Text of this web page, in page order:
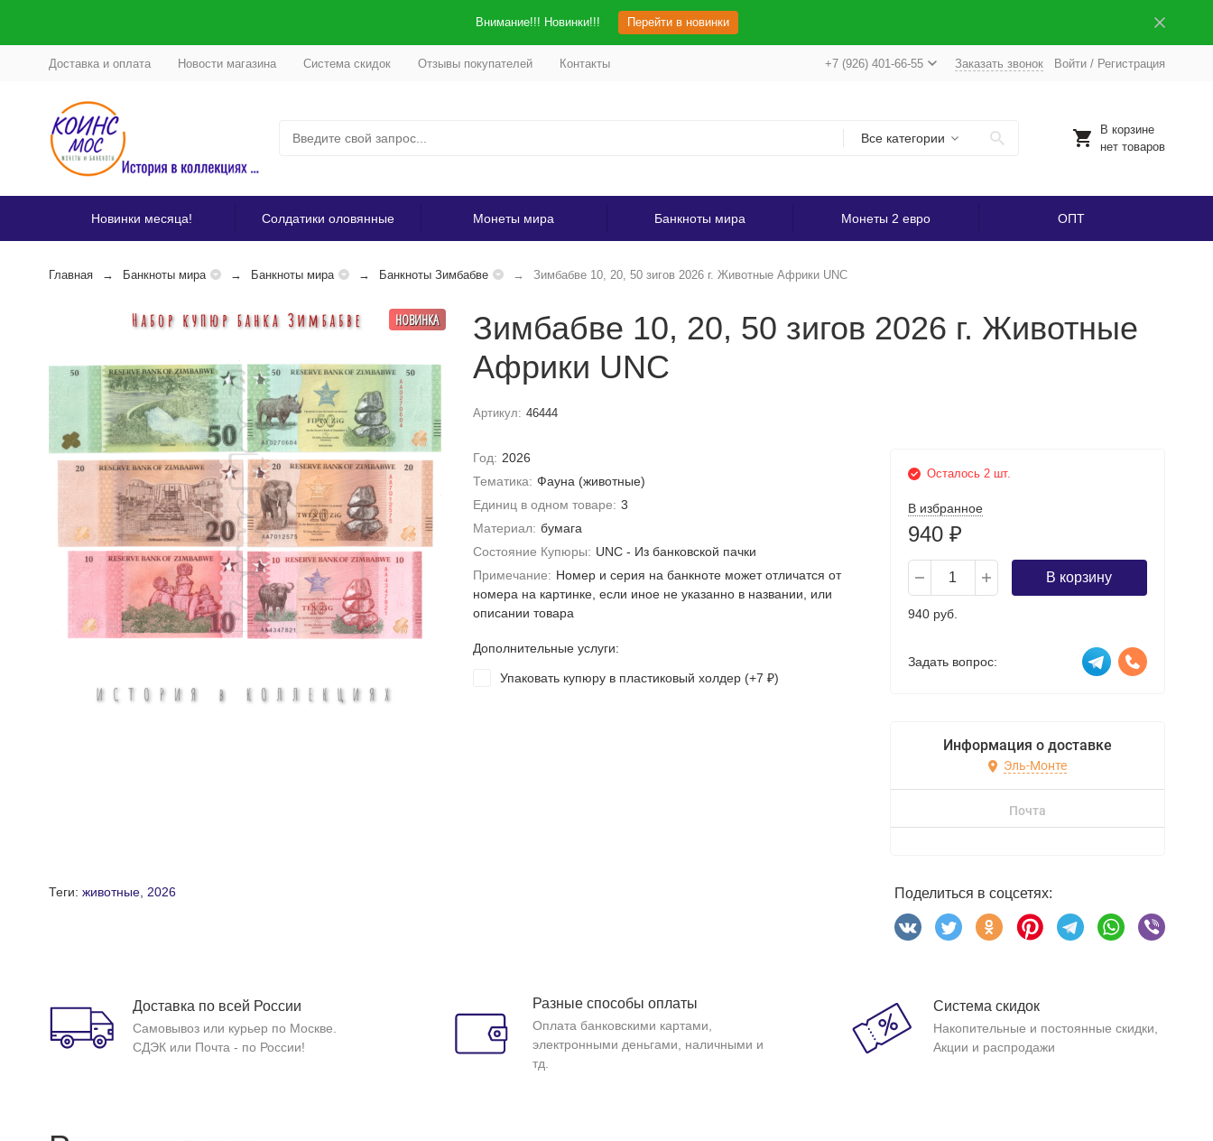
Внимание!!! Новинки!!! Перейти в новинки
Доставка и оплата Новости магазина Система скидок Отзывы покупателей Контакты +7 (926) 401-66-55 Заказать звонок Войти/ Регистрация
Все категории
В корзине
нет товаров
Новинки месяца! Солдатики оловянные Монеты мира Банкноты мира Монеты 2 евро ОПТ
Главная Банкноты мира Банкноты мира Банкноты Зимбабве Зимбабве 10, 20, 50 зигов 2026 г. Животные Африки UNC
НОВИНКА
Зимбабве 10, 20, 50 зигов 2026 г. Животные
Африки UNC
Артикул: 46444
Год: 2026
Тематика: Фауна (животные)
Единиц в одном товаре: 3
Материал: бумага
Состояние Купюры: UNC - Из банковской пачки
Примечание: Номер и серия на банкноте может отличатся от
номера на картинке, если иное не указанно в названии, или
описании товара
Дополнительные услуги:
Упаковать купюру в пластиковый холдер (+7 ₽)
Осталось 2 шт.
В избранное
940 ₽
В корзину
940 руб.
Задать вопрос:
Информация о доставке
Эль-Монте
Почта
Теги: животные, 2026 Поделиться в соцсетях:
Доставка по всей России
Самовывоз или курьер по Москве.
СДЭК или Почта - по России!
Разные способы оплаты
Оплата банковскими картами,
электронными деньгами, наличными и
тд.
Система скидок
Накопительные и постоянные скидки,
Акции и распродажи